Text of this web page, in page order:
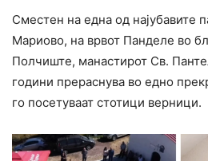
Сместен на една од најубавите
Мариово, на врвот Панделе во
Полчиште, манастирот Св.
години прераснува во едно
го посетуваат стотици верници.